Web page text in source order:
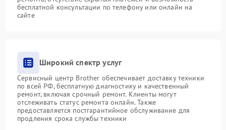
бесплатной консультации по телефону или онлайн на
сайте
Широкий спектр услуг
Сервисный центр Brother обеспечивает доставку техники
по всей РФ, бесплатную диагностику и качественный
ремонт, включая срочный ремонт. Клиенты могут
отслеживать статус ремонта онлайн. Также
предоставляется постгарантийное обслуживание для
продления срока службы техники